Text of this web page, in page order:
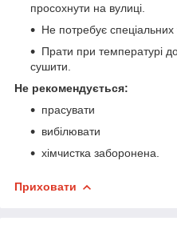
просохнути на вулиці.
Не потребує спеціальних
Прати при температурі
сушити.
Не рекомендується:
прасувати
вибілювати
хімчистка заборонена.
Приховати